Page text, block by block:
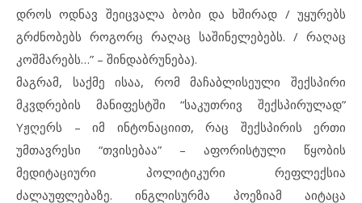
დროს ოდნავ შეიცვალა ბობი და ხშირად / უყურებს
გრძნობებს როგორც რაღაც საშინელებებს. / რაღაც
კოშმარებს…” – შინდაბრუნება).
მაგრამ, საქმე ისაა, რომ მაჩაბლისეული შექსპირი
მკვდრების მანიფესტში “საკუთრივ შექსპირულად”
Yჟღერს – იმ ინტონაციით, რაც შექსპირის ერთი
უმთავრესი “თვისებაა” – აფორისტული წყობის
მედიტაციური პოლიტიკური რეფლექსია
ძალაუფლებაზე. ინგლისურმა პოეზიამ აიტაცა